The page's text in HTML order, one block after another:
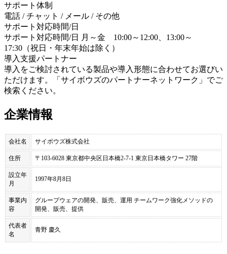
サポート体制
電話 / チャット / メール / その他
サポート対応時間/日
サポート対応時間/日 月～金 10:00～12:00、13:00～
17:30（祝日・年末年始は除く）
導入支援パートナー
導入をご検討されている製品や導入形態に合わせてお選びい
ただけます。「サイボウズのパートナーネットワーク」でご
検索ください。
企業情報
会社名 サイボウズ株式会社
住所 〒103-6028 東京都中央区日本橋2-7-1 東京日本橋タワー 27階
設立年
月
1997年8月8日
事業内
容
グループウェアの開発、販売、運用 チームワーク強化メソッドの
開発、販売、提供
代表者
名
青野 慶久